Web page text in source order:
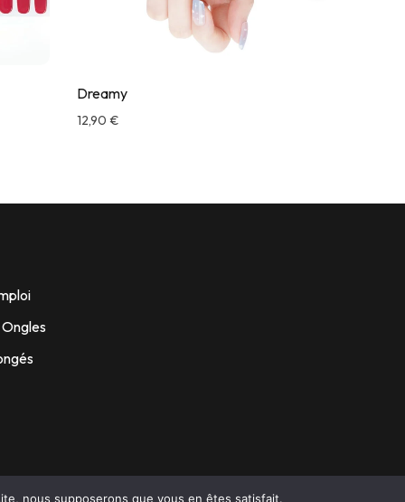
Dreamy
12,90 €
nous supposerons que vous en êtes satisfait.